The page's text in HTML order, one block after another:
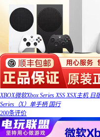
XBOX微软Xbox Series XSS XSX主机
Series（X）单手柄 国行
200条评价